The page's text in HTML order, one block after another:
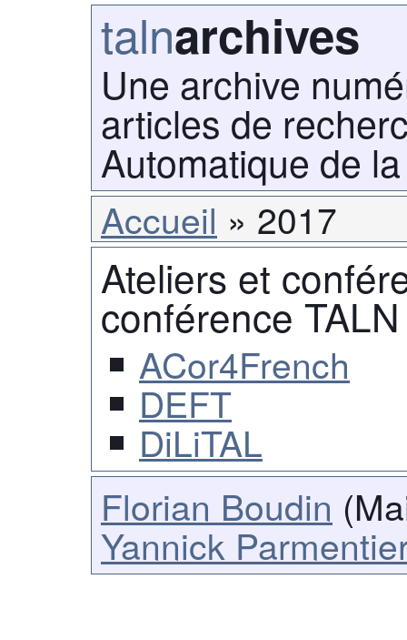
talnarchives
Une archive
articles de
Automatique de
Accueil 2017
Ateliers et
conférence
ACor4French
DEFT
DiLiTAL
Florian Boudin
Yannick